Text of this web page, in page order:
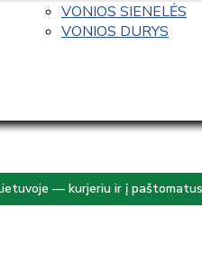
VONIOS SIENELĖS
VONIOS DURYS
— kurjeriu ir į paštomatus